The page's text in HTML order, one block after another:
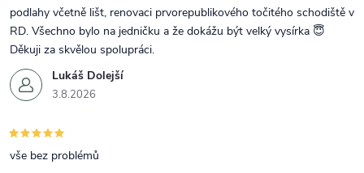
Lukáš Dolejší
3.8.2026
podlahy včetně lišt, renovaci prvorepublikového točitého schodiště v
RD. Všechno bylo na jedničku a že dokážu být velký vysírka 😇
Děkuji za skvělou spolupráci.
vše bez problémů